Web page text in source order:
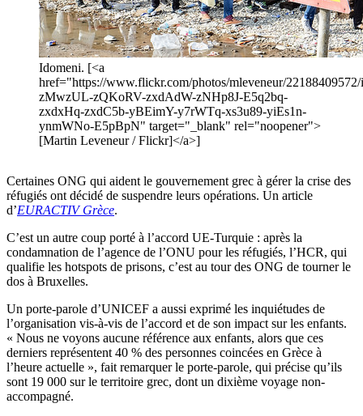
Idomeni. [<a
href="https://www.flickr.com/photos/mleveneur/
zMwzUL-zQKoRV-zxdAdW-zNHp8J-E5q2bq-
zxdxHq-zxdC5b-yBEimY-y7rWTq-xs3u89-yiEs1n-
ynmWNo-E5pBpN" target="_blank" rel="noopener">
[Martin Leveneur / Flickr]</a>]
Certaines ONG qui aident le gouvernement grec à gérer la crise des
réfugiés ont décidé de suspendre leurs opérations. Un article
d’EURACTIV Grèce.
C’est un autre coup porté à l’accord UE-Turquie : après la
condamnation de l’agence de l’ONU pour les réfugiés, l’HCR, qui
qualifie les hotspots de prisons, c’est au tour des ONG de tourner le
dos à Bruxelles.
Un porte-parole d’UNICEF a aussi exprimé les inquiétudes de
l’organisation vis-à-vis de l’accord et de son impact sur les enfants.
« Nous ne voyons aucune référence aux enfants, alors que ces
derniers représentent 40 % des personnes coincées en Grèce à
l’heure actuelle », fait remarquer le porte-parole, qui précise qu’ils
sont 19 000 sur le territoire grec, dont un dixième voyage non-
accompagné.